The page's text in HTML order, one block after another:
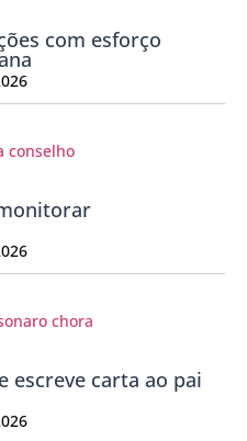
com esforço
escreve carta ao pai